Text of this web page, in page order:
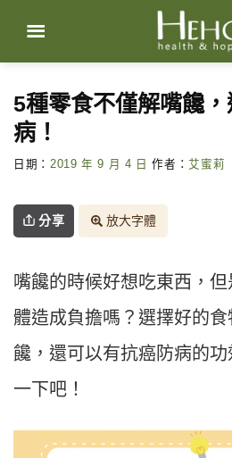
content
5種零食不僅解嘴饞
病！
日期： 2019 年 9 月 4 日 作者：艾蜜莉
分享 放大字體
嘴饞的時候好想吃東西，
體造成負擔嗎？選擇好的
饞，還可以有抗癌防病的
一下吧！